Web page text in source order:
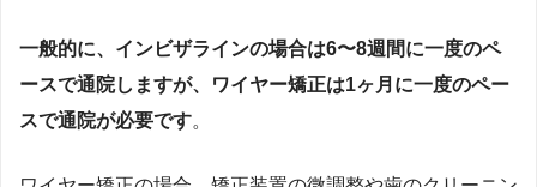
一般的に、インビザラインの場合は6〜8週間に一度のペ
ースで通院しますが、ワイヤー矯正は1ヶ月に一度のペー
スで通院が必要です。